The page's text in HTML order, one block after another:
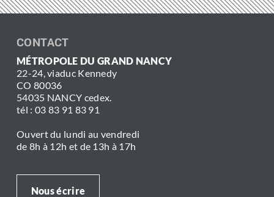
CONTACT
MÉTROPOLE DU GRAND NANCY
22-24, viaduc Kennedy
CO 80036
54035 NANCY cedex.
tél : 03 83 91 83 91
Ouvert du lundi au vendredi
de 8h à 12h et de 13h à 17h
Nous écrire